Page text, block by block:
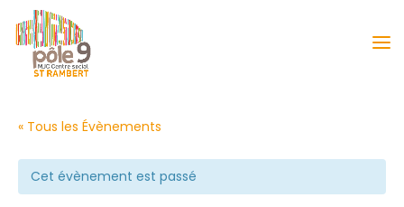
« Tous les Évènements
Cet évènement est passé